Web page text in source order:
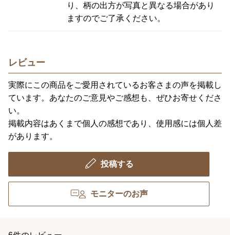
り、柄の出方が写真と異なる場合があり
ますのでご了承ください。
レビュー
実際にこの商品をご愛用されているお客さまの声を掲載し
ています。あなたのご意見やご感想も、ぜひお寄せくださ
い。
掲載内容はあくまで個人の感想であり、使用感には個人差
があります。
投稿する
モニターのお声